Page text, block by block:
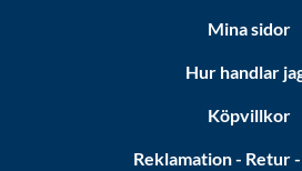
Mina sidor
Hur handlar
Köpvillkor
Reklamation - Retur